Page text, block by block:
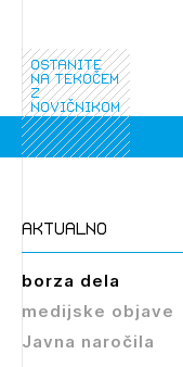
Izbrana
ostanite
na tekočem
z
novičnikom
aktualno
borza dela
medijske objave
Javna naročila